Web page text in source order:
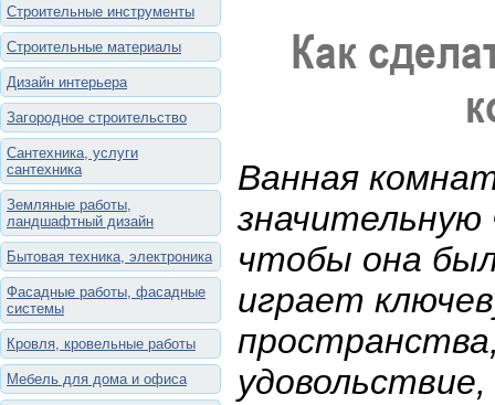
Строительные инструменты
Строительные материалы
Дизайн интерьера
Загородное строительство
Сантехника, услуги
сантехника
Земляные работы,
ландшафтный дизайн
Бытовая техника, электроника
Фасадные работы, фасадные
системы
Кровля, кровельные работы
Мебель для дома и офиса
Как
Ванная
чтобы она
играет